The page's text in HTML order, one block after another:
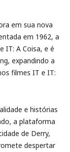
em sua nova
em 1962, a
IT: A Coisa, e é
expandindo a
filmes IT e IT:
e histórias
a plataforma
de Derry,
despertar